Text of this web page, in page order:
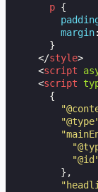
p {
margin:
}
</style>
<script
<script
{
},